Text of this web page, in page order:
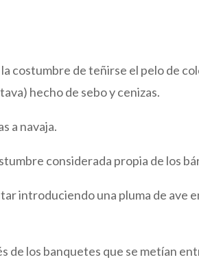
costumbre de teñirse el pelo de
hecho de sebo y cenizas.
a navaja.
considerada propia de los
introduciendo una pluma de ave
de los banquetes que se metían